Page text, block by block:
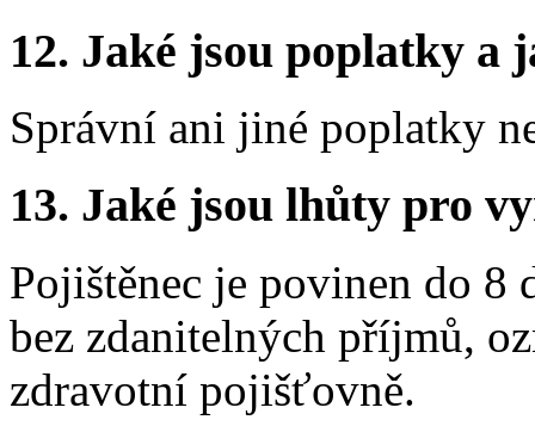
12. Jaké jsou poplatky a
Správní ani jiné poplatky
13. Jaké jsou lhůty pro
Pojištěnec je povinen do 8
bez zdanitelných příjmů,
zdravotní pojišťovně.